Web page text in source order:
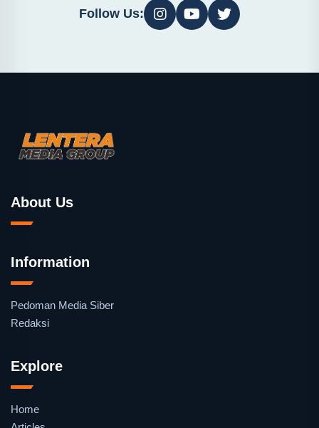
Follow Us:
About Us
Information
Pedoman Media Siber
Redaksi
Explore
Home